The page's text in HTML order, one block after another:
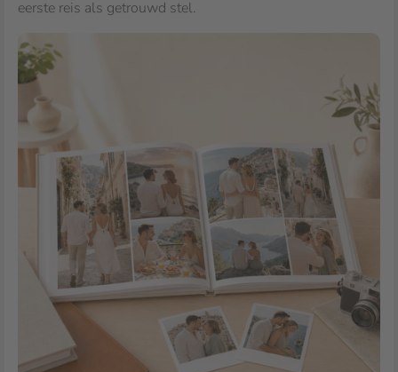
eerste reis als getrouwd stel.